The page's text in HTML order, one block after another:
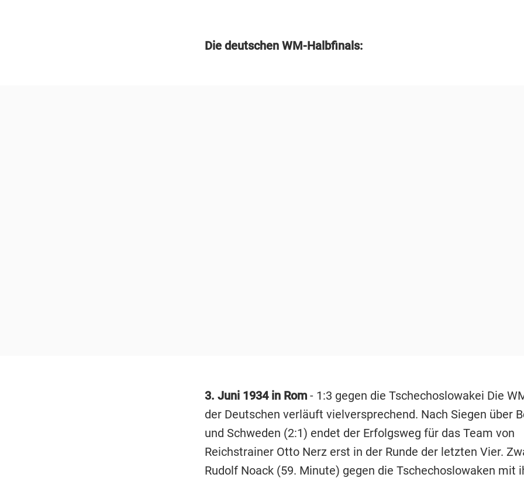
Die deutschen WM-Halbfinals:
3. Juni 1934 in Rom- 1:3 gegen die Tschechoslowakei Die
der Deutschen verläuft vielversprechend. Nach Siegen über
und Schweden (2:1) endet der Erfolgsweg für das Team von
Reichstrainer Otto Nerz erst in der Runde der letzten Vier.
Rudolf Noack (59. Minute) gegen die Tschechoslowaken mit